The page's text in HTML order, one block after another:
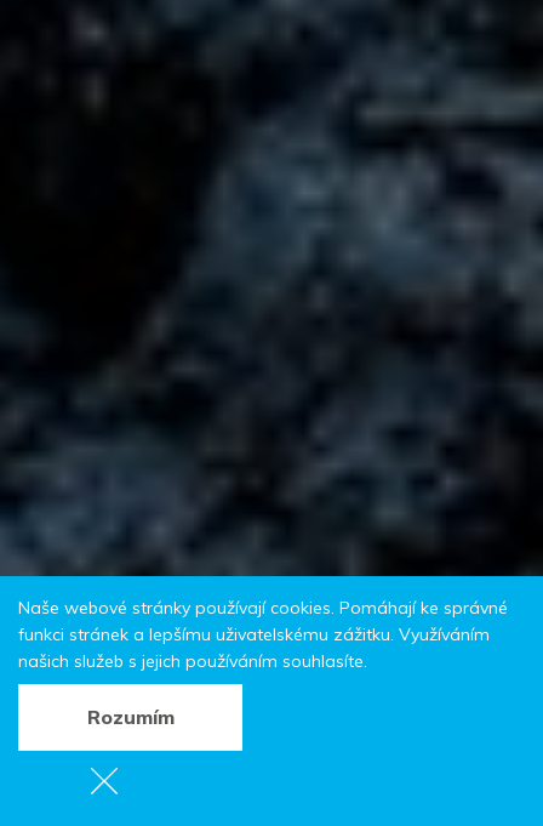
Naše webové stránky používají cookies. Pomáhají ke správné
funkci stránek a lepšímu uživatelskému zážitku. Využíváním
našich služeb s jejich používáním souhlasíte.
Rozumím